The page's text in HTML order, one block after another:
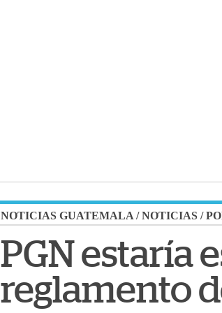
NOTICIAS GUATEMALA /NOTICIAS /
PGN estaría
reglamento